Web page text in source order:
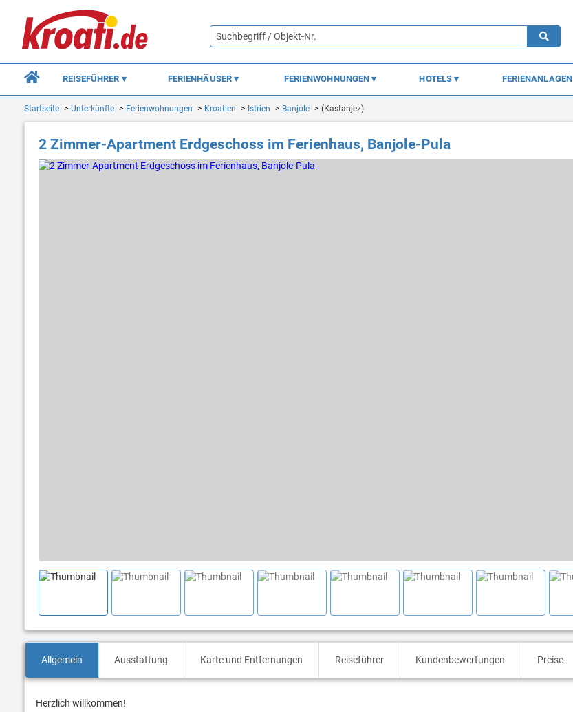
REISEFÜHRER FERIENHÄUSER FERIENWOHNUNGEN HOTELS FERIENANLAGEN
Startseite Unterkünfte Ferienwohnungen Kroatien Istrien Banjole (Kastanjez)
2 Zimmer-Apartment Erdgeschoss im Ferienhaus, Banjole-Pula
Allgemein Ausstattung Karte und Entfernungen Reiseführer Kundenbewertungen Preise
Herzlich willkommen!